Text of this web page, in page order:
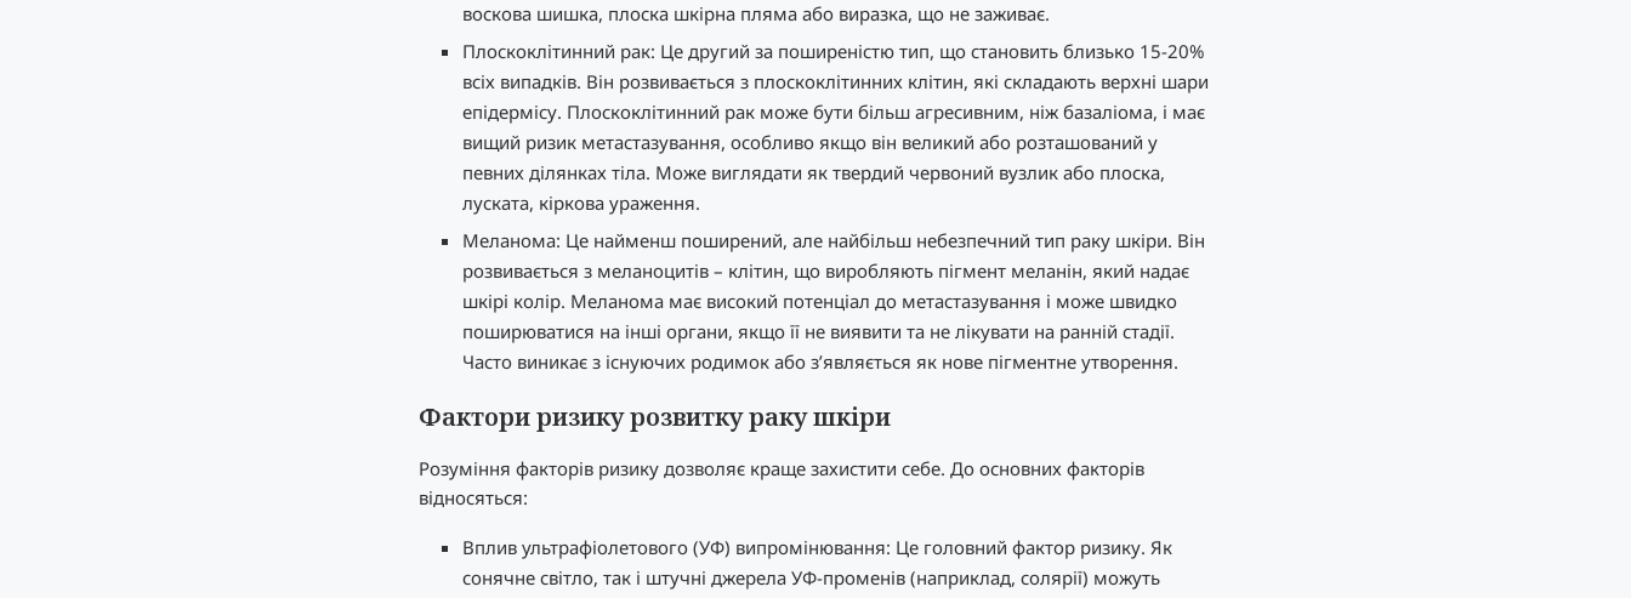
воскова шишка, плоска шкірна пляма або виразка, що не заживає.
Плоскоклітинний рак: Це другий за поширеністю тип, що становить близько 15-20%
всіх випадків. Він розвивається з плоскоклітинних клітин, які складають верхні шари
епідермісу. Плоскоклітинний рак може бути більш агресивним, ніж базаліома, і має
вищий ризик метастазування, особливо якщо він великий або розташований у
певних ділянках тіла. Може виглядати як твердий червоний вузлик або плоска,
луската, кіркова ураження.
Меланома: Це найменш поширений, але найбільш небезпечний тип раку шкіри. Він
розвивається з меланоцитів – клітин, що виробляють пігмент меланін, який надає
шкірі колір. Меланома має високий потенціал до метастазування і може швидко
поширюватися на інші органи, якщо її не виявити та не лікувати на ранній стадії.
Часто виникає з існуючих родимок або з’являється як нове пігментне утворення.
Фактори ризику розвитку раку шкіри
Розуміння факторів ризику дозволяє краще захистити себе. До основних факторів
відносяться:
Вплив ультрафіолетового (УФ) випромінювання: Це головний фактор ризику. Як
сонячне світло, так і штучні джерела УФ-променів (наприклад, солярії) можуть